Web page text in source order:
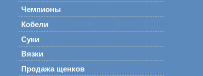
Чемпионы
Кобели
Суки
Вязки
Продажа щенков